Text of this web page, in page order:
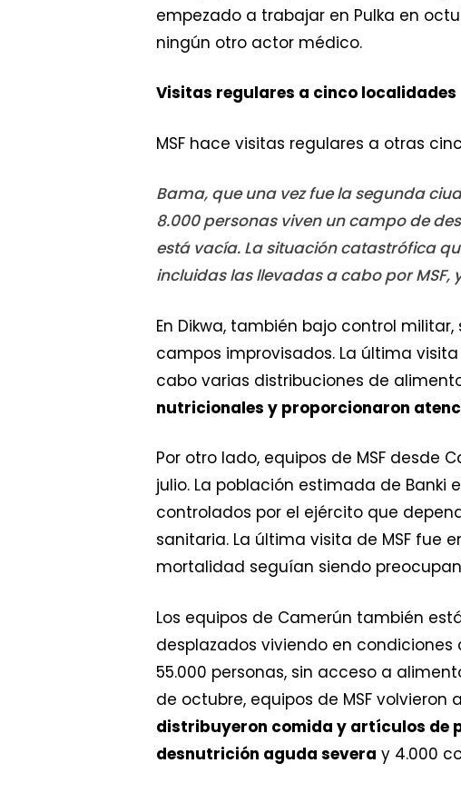
empezado a trabajar en Pulka en
ningún otro actor médico.
Visitas regulares a cinco localidades
MSF hace visitas regulares a otras
Bama, que una vez fue la segunda
8.000 personas viven un campo de
está vacía. La situación catastrófica
incluidas las llevadas a cabo por
En Dikwa, también bajo control
campos improvisados. La última
cabo varias distribuciones de
nutricionales y proporcionaron
Por otro lado, equipos de MSF
julio. La población estimada de Banki
controlados por el ejército que
sanitaria. La última visita de MSF fue
mortalidad seguían siendo
Los equipos de Camerún también
desplazados viviendo en condiciones
55.000 personas, sin acceso a
de octubre, equipos de MSF
distribuyeron comida y artículos de
desnutrición aguda severa y 4.000